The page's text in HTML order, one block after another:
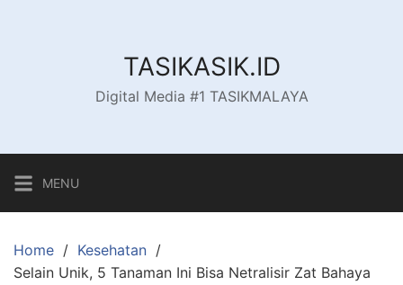
TASIKASIK.ID
Digital Media #1 TASIKMALAYA
MENU
Home
Kesehatan
Selain Unik, 5 Tanaman Ini Bisa Netralisir Zat Bahaya